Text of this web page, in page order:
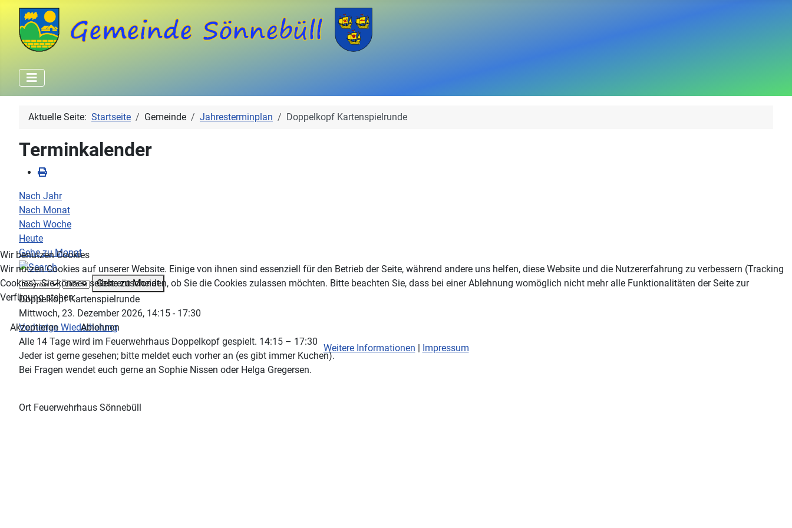
Aktuelle Seite: Startseite Gemeinde Jahresterminplan Doppelkopf Kartenspielrunde
Terminkalender
Nach Jahr
Nach Monat
Nach Woche
Heute
Gehe zu Monat
Gehe zu Monat
Doppelkopf Kartenspielrunde
Mittwoch, 23. Dezember 2026, 14:15 - 17:30
Vorherige Wiederholung
Alle 14 Tage wird im Feuerwehrhaus Doppelkopf gespielt. 14:15 – 17:30
Jeder ist gerne gesehen; bitte meldet euch vorher an (es gibt immer Kuchen).
Bei Fragen wendet euch gerne an Sophie Nissen oder Helga Gregersen.
Ort Feuerwehrhaus Sönnebüll
Wir benutzen Cookies
Wir nutzen Cookies auf unserer Website. Einige von ihnen sind essenziell für den Betrieb der Seite, während andere uns helfen, diese Website und die Nutzererfahrung zu verbessern (Tracking
Cookies). Sie können selbst entscheiden, ob Sie die Cookies zulassen möchten. Bitte beachten Sie, dass bei einer Ablehnung womöglich nicht mehr alle Funktionalitäten der Seite zur
Verfügung stehen.
Akzeptieren
Ablehnen
Weitere Informationen | Impressum